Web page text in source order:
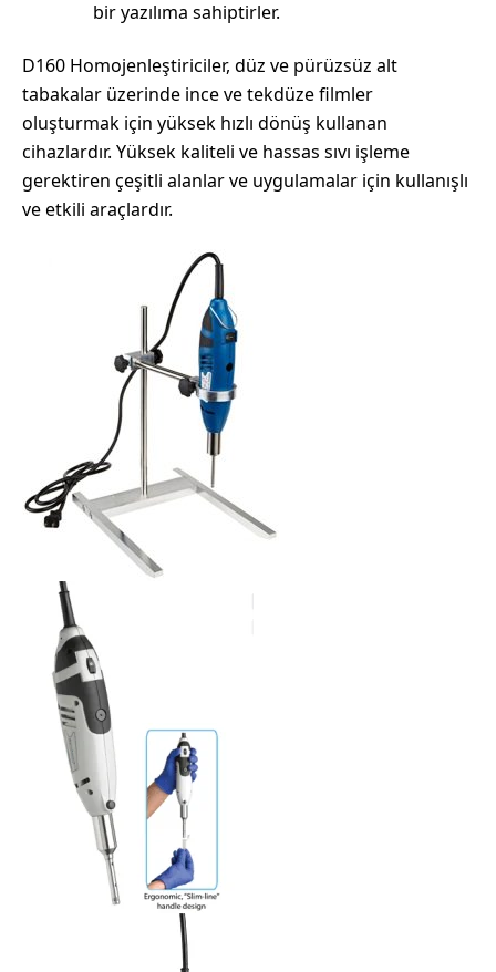
bir yazılıma sahiptirler.
D160 Homojenleştiriciler, düz ve pürüzsüz alt
tabakalar üzerinde ince ve tekdüze filmler
oluşturmak için yüksek hızlı dönüş kullanan
cihazlardır. Yüksek kaliteli ve hassas sıvı işleme
gerektiren çeşitli alanlar ve uygulamalar için kullanışlı
ve etkili araçlardır.